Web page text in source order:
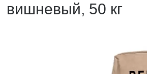
вишневый, 50 кг